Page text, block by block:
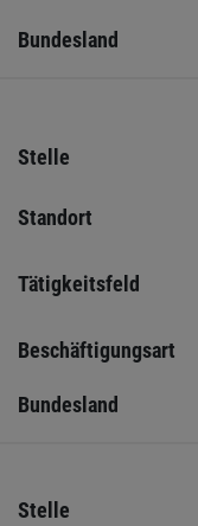
Bundesland
Stelle
Standort
Tätigkeitsfeld
Beschäftigungsart
Bundesland
Stelle